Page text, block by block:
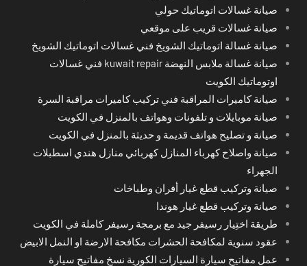
صيانة غسالات اتوماتيك حولي
صيانة غسالات قريب على موقعي
صيانة غسالة اتوماتيك الشويخ فني غسالات اتوماتيك الشويخ
صيانة غسالة ملابس النهضة kuwait repair فني غسالات
اوتوماتيك الكويت
صيانة كاميرات المراقبة فني تركيب كاميرات مراقبة السرة
صيانة موبايلات و تلفونات وهواتف بالمنزل في الكويت
صيانة و تصليح هواتف قديمة و حديثة بالمنزل في الكويت
صيانة واصلاح كهرباء المنازل كهربائي منازل هندي اسطبلات
الجهراء
صيانة وتركيب قطع غيار أفران وطباخات
صيانة وتركيب قطع غيار هوندا
طريقة اختِيار رسيفر جيد مع برمجة رسيفر كاملة في الكويت
عقود سنوية لمكافحة الحشرات مكافحة الارضة او النمل الابيض
عمل مفاتيح سيارة السيارات الكورية نسخ مفاتيح سيارة